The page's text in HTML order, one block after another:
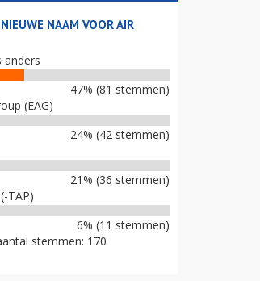
NAAM VOOR AIR
anders
47% (81 stemmen)
(EAG)
24% (42 stemmen)
21% (36 stemmen)
TAP)
6% (11 stemmen)
stemmen: 170